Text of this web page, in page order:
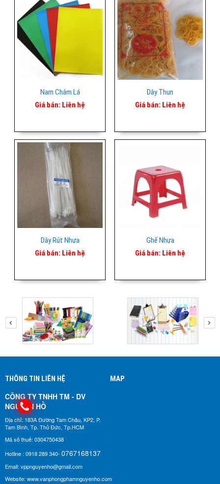
Nam Châm Lá
Giá bán: Liên hệ
Dây Thun
Giá bán: Liên hệ
Dây Rút Nhựa
Giá bán: Liên hệ
Ghế Nhựa
Giá bán: Liên hệ
THÔNG TIN LIÊN HỆ
CÔNG TY TNHH TM - DV
NGUYÊN HỒ​
Địa chỉ: 183A Đường Tam Châu, KP2, P.
Tam Bình, Tp. Thủ Đức, Tp.HCM
Mã số thuế: 0304750438
Hotline : 0918 289 340- 0767168137
Email: vppnguyenho@gmail.com
Website: www.vanphongphamnguyenho.com
MAP